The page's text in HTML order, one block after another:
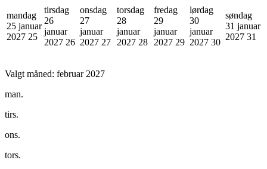
mandag
25 januar
2027 25
tirsdag
26
januar
2027 26
onsdag
27
januar
2027 27
torsdag
28
januar
2027 28
fredag
29
januar
2027 29
lørdag
30
januar
2027 30
søndag
31 januar
2027 31
Valgt måned: februar 2027
man.
tirs.
ons.
tors.